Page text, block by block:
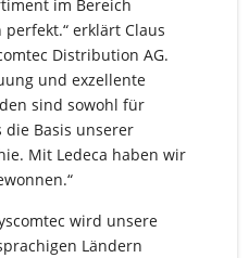
im Bereich
erklärt Claus
Distribution AG.
und exzellente
sind sowohl für
die Basis unserer
Mit Ledeca haben wir
wird unsere
Ländern